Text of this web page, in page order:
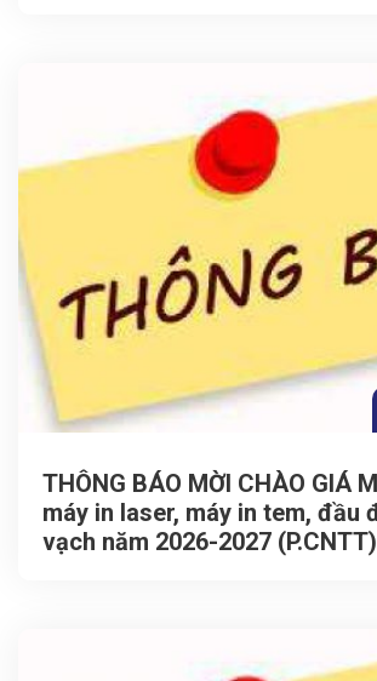
THÔNG BÁO MỜI CHÀO GIÁ
máy in laser, máy in tem, đầu
vạch năm 2026-2027 (P.CNTT)